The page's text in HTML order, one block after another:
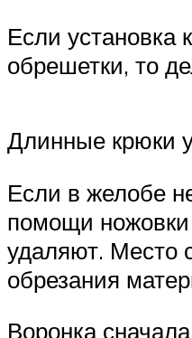
Если установка
обрешетки, то
Длинные крюки
Если в желобе
помощи
удаляют. Место
обрезания
Воронка